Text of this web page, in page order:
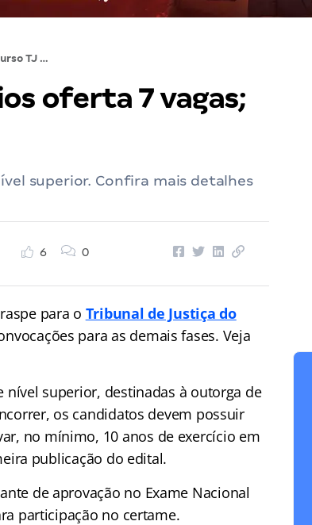
Concurso TJ RR Cartórios oferta 7 vagas; veja os resultados
oferta 7 vagas;
superior. Confira mais detalhes
6 0
para o Tribunal de Justiça do
para as demais fases. Veja
nível superior, destinadas à outorga de
os candidatos devem possuir
no mínimo, 10 anos de exercício em
publicação do edital.
de aprovação no Exame Nacional
participação no certame.